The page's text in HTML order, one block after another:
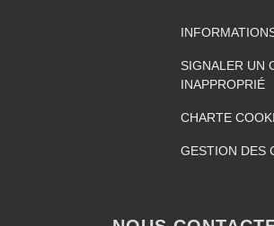
SIGNALER UN
INAPPROPRIÉ
CHARTE
GESTION DES